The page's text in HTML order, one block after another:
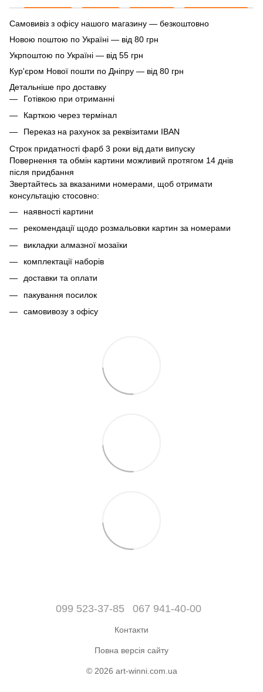
Самовивіз з офісу нашого магазину — безкоштовно
Новою поштою по Україні — від 80 грн
Укрпоштою по Україні — від 55 грн
Кур'єром Нової пошти по Дніпру — від 80 грн
Детальніше про доставку
Готівкою при отриманні
Карткою через термінал
Переказ на рахунок за реквізитами IBAN
Строк придатності фарб 3 роки від дати випуску
Повернення та обмін картини можливий протягом 14 днів
після придбання
Звертайтесь за вказаними номерами, щоб отримати
консультацію стосовно:
наявності картини
рекомендації щодо розмальовки картин за номерами
викладки алмазної мозаїки
комплектації наборів
доставки та оплати
пакування посилок
самовивозу з офісу
099 523-37-85 067 941-40-00
Контакти
Повна версія сайту
© 2026 art-winni.com.ua